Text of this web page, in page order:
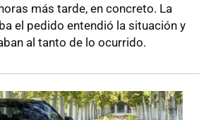
más tarde, en concreto. La
el pedido entendió la situación y
al tanto de lo ocurrido.